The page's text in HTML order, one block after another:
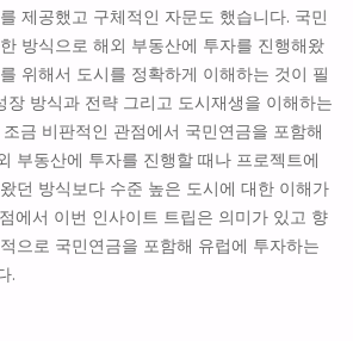
제공했고 구체적인 자문도 했습니다. 국민
방식으로 해외 부동산에 투자를 진행해왔
위해서 도시를 정확하게 이해하는 것이 필
장 방식과 전략 그리고 도시재생을 이해하는
금 비판적인 관점에서 국민연금을 포함해
부동산에 투자를 진행할 때나 프로젝트에
던 방식보다 수준 높은 도시에 대한 이해가
에서 이번 인사이트 트립은 의미가 있고 향
으로 국민연금을 포함해 유럽에 투자하는
.